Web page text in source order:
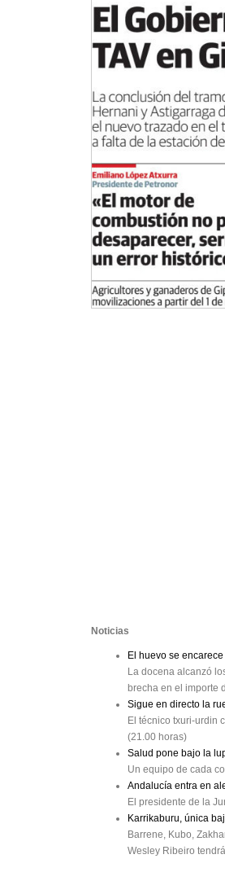
Noticias
El huevo se
La docena alcanzó
brecha en el importe
Sigue en directo la
El técnico txuri-urdin
(21.00 horas)
Salud pone bajo la
Un equipo de cada
Andalucía entra en
El presidente de la
Karrikaburu, única
Barrene, Kubo,
Wesley Ribeiro